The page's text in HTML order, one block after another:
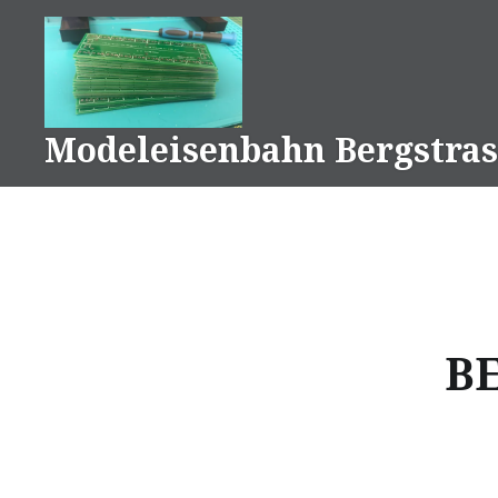
Modeleisenbahn